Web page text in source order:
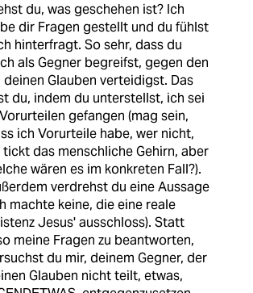
du, was geschehen ist? Ich
dir Fragen gestellt und du fühlst
hinterfragt. So sehr, dass du
als Gegner begreifst, gegen den
deinen Glauben verteidigst. Das
du, indem du unterstellst, ich sei
gefangen (mag sein,
ich Vorurteile habe, wer nicht,
tickt das menschliche Gehirn, aber
wären es im konkreten Fall?).
verdrehst du eine Aussage
machte keine, die eine reale
Jesus' ausschloss). Statt
meine Fragen zu beantworten,
du mir, deinem Gegner, der
Glauben nicht teilt, etwas,